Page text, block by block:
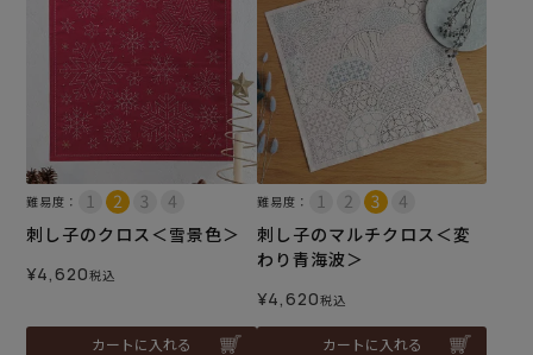
難易度：
刺し子のクロス＜雪景色＞
¥4,620税込
カートに入れる
難易度：
刺し子のマルチクロス＜変
わり青海波＞
¥4,620税込
カートに入れる